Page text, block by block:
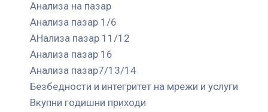
Анализа на пазар
Анализа пазар 1/6
АНализа пазар 11/12
Анализа пазар 16
Анализа пазар7/13/14
Безбедности и интегритет на мрежи и услуги
Вкупни годишни приходи